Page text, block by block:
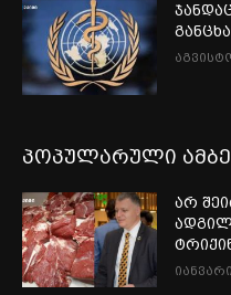
პოპულარული
არ
იანვარი